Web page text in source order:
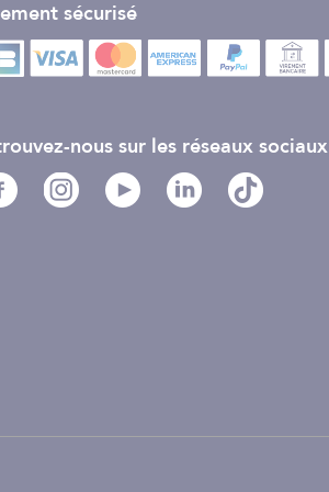
sécurisé
nous sur les réseaux sociaux